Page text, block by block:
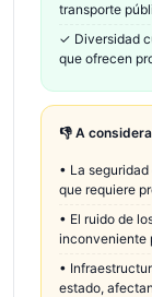
transporte
✓ Diversidad
que ofrecen
👎 A
• La
que requiere
• El ruido de
inconveniente
•
estado,